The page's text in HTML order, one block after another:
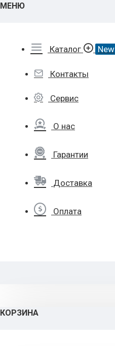
МЕНЮ
Каталог New
Контакты
Сервис
О нас
Гарантии
Доставка
Оплата
КОРЗИНА